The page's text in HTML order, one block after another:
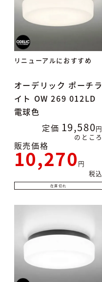
リニューアルにおすすめ
オーデリック ポーチラ
イト OW 269 012LD
電球色
定価 19,580
のところ
販売価格
10,270
税込
在庫切れ